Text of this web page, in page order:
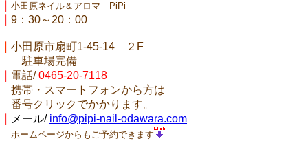
小田原ネイル＆アロマ PiPi
9：30～20：00
小田原市扇町1-45-14 ２F
駐車場完備
電話/0465-20-7118
携帯・スマートフォンから方は
番号クリックでかかります。
メール/ info@pipi-nail-odawara.com
ホームページからもご予約できます